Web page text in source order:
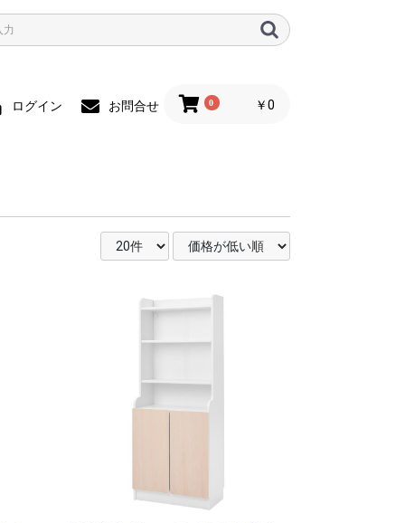
ログイン お問合せ 0 ￥0